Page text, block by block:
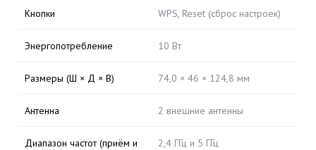
Кнопки WPS, Reset (сброс настроек)
Энергопотребление 10 Вт
Размеры (Ш × Д × В) 74,0 × 46 × 124,8 мм
Антенна 2 внешние антенны
Диапазон частот (приём и
2,4 ГГц и 5 ГГц